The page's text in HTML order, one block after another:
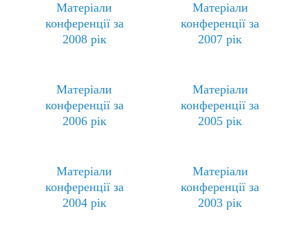
Матеріали
конференції за
2008 рік
Матеріали
конференції за
2007 рік
Матеріали
конференції за
2006 рік
Матеріали
конференції за
2005 рік
Матеріали
конференції за
2004 рік
Матеріали
конференції за
2003 рік